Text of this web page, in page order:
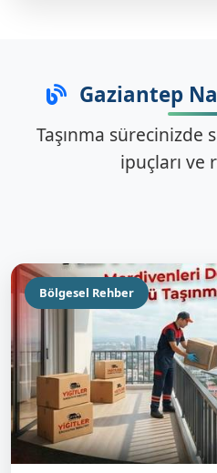
Gaziantep
Taşınma sürecinizde
ipuçları ve
Bölgesel Rehber